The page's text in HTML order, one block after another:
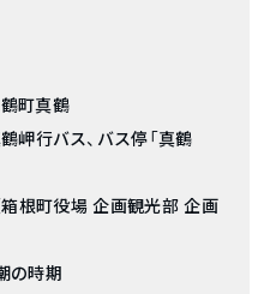
鶴町真鶴
岬行バス、バス停「真鶴
箱根町役場 企画観光部 企画
の時期